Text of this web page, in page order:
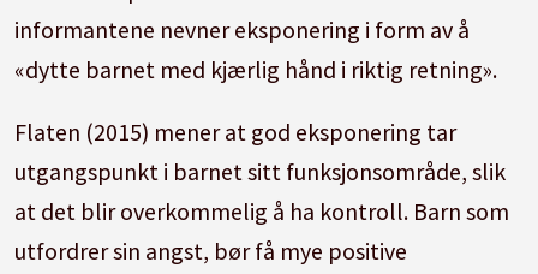
informantene nevner eksponering i form av å
«dytte barnet med kjærlig hånd i riktig retning».
Flaten (2015) mener at god eksponering tar
utgangspunkt i barnet sitt funksjonsområde, slik
at det blir overkommelig å ha kontroll. Barn som
utfordrer sin angst, bør få mye positive